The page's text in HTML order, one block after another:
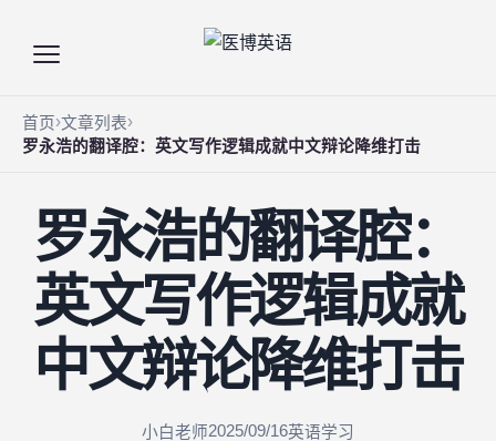
首页 文章列表
罗永浩的翻译腔：英文写作逻辑成就中文辩论降维打击
罗永浩的翻译腔：
英文写作逻辑成就
中文辩论降维打击
小白老师2025/09/16英语学习